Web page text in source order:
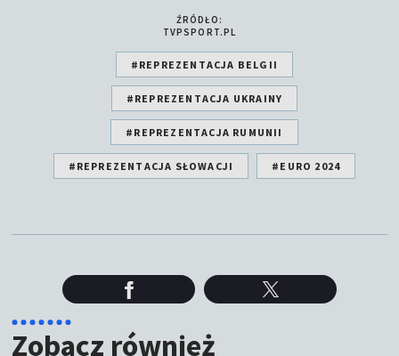
ŹRÓDŁO:
TVPSPORT.PL
#REPREZENTACJA BELGII
#REPREZENTACJA UKRAINY
#REPREZENTACJA RUMUNII
#REPREZENTACJA SŁOWACJI #EURO 2024
Zobacz również